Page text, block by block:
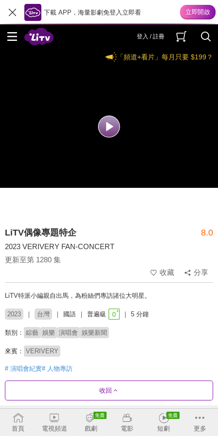
下載 APP，海量影劇免登入立即看
登入 / 註冊
「頻道+看片」每月只要 $199？
LiTV偶像專題特企 8.0
2023 VERIVERY FAN-CONCERT
更新至第 1280 集
收藏
分享
LiTV特派小編親自出馬，為粉絲們專訪諸位大明星。
2023 台灣 國語 普遍級 5 分鐘
類別： 綜藝 娛樂 演唱會 娛樂新聞
來賓： VERIVERY
# 演唱會紀實# 人物專訪
收回
劇集列表 反序 收合
首頁 電視頻道 戲劇 電影 短劇 更多